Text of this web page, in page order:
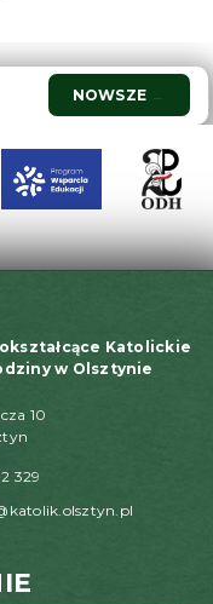
NOWSZE →
Katolickie
w Olsztynie
10
329